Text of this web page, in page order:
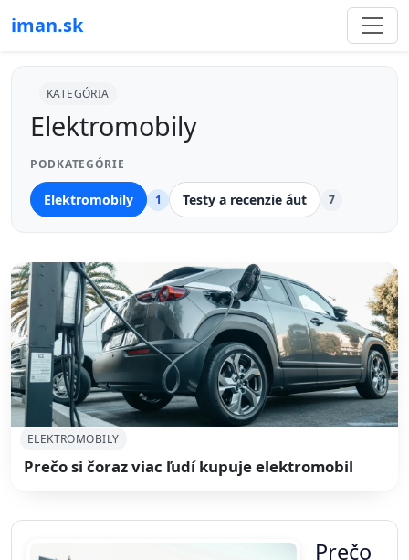
iman.sk
KATEGÓRIA
Elektromobily
PODKATEGÓRIE
Elektromobily 1 Testy a recenzie áut 7
ELEKTROMOBILY
Prečo si čoraz viac ľudí kupuje elektromobil
Prečo